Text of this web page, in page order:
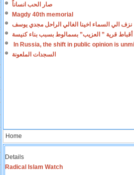
صار الحب انساناً
Magdy 40th memorial
نزف الي السماء اخينا الغالي الراحل مجدي يوسف
أقباط قرية ” العزيب” بسمالوط بسبب بناء كنيسة
In Russia, the shift in public opinion is
السجدات الملعونة
Home
Details
Radical Islam Watch